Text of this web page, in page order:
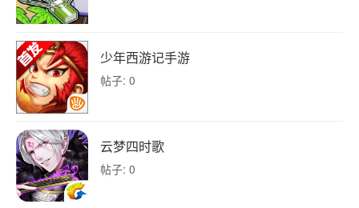
少年西游记手游
帖子: 0
云梦四时歌
帖子: 0